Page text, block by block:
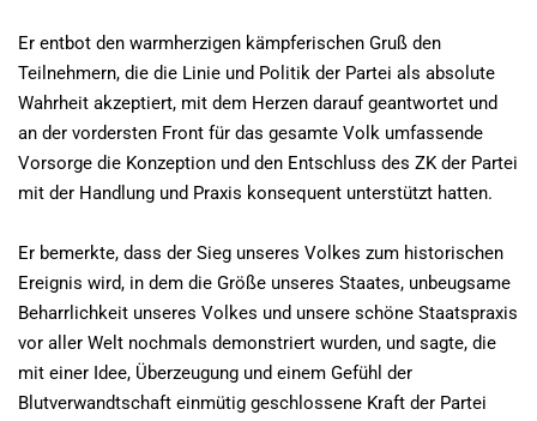
Er entbot den warmherzigen kämpferischen Gruß den
Teilnehmern, die die Linie und Politik der Partei als absolute
Wahrheit akzeptiert, mit dem Herzen darauf geantwortet und
an der vordersten Front für das gesamte Volk umfassende
Vorsorge die Konzeption und den Entschluss des ZK der Partei
mit der Handlung und Praxis konsequent unterstützt hatten.
Er bemerkte, dass der Sieg unseres Volkes zum historischen
Ereignis wird, in dem die Größe unseres Staates, unbeugsame
Beharrlichkeit unseres Volkes und unsere schöne Staatspraxis
vor aller Welt nochmals demonstriert wurden, und sagte, die
mit einer Idee, Überzeugung und einem Gefühl der
Blutverwandtschaft einmütig geschlossene Kraft der Partei